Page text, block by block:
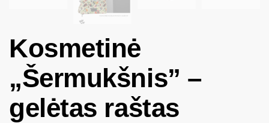
Kosmetinė
„Šermukšnis” –
gelėtas raštas